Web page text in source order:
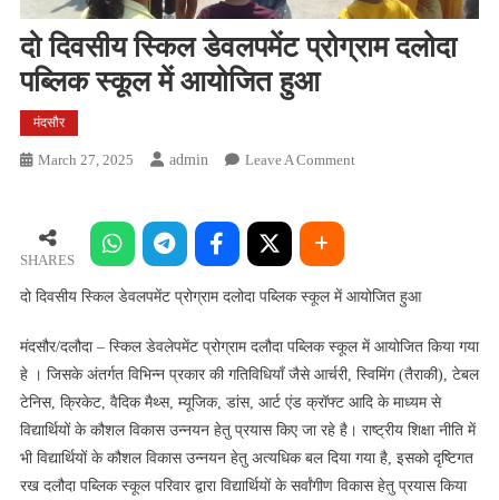
दो दिवसीय स्किल डेवलपमेंट प्रोग्राम दलोदा
पब्लिक स्कूल में आयोजित हुआ
मंदसौर
March 27, 2025 Admin Leave A CommentOn
प्रोग्राम
पब्लिक
स्कूल
हुआ
SHARES
दो दिवसीय स्किल डेवलपमेंट प्रोग्राम दलोदा पब्लिक स्कूल में आयोजित हुआ
मंदसौर/दलौदा – स्किल डेवलेपमेंट प्रोग्राम दलौदा पब्लिक स्कूल में आयोजित किया गया
हे । जिसके अंतर्गत विभिन्न प्रकार की गतिविधियाँ जैसे आर्चरी, स्विमिंग (तैराकी), टेबल
टेनिस, क्रिकेट, वैदिक मैथ्स, म्यूजिक, डांस, आर्ट एंड क्रॉफ्ट आदि के माध्यम से
विद्यार्थियों के कौशल विकास उन्नयन हेतु प्रयास किए जा रहे है। राष्ट्रीय शिक्षा नीति में
भी विद्यार्थियों के कौशल विकास उन्नयन हेतु अत्यधिक बल दिया गया है, इसको दृष्टिगत
रख दलौदा पब्लिक स्कूल परिवार द्वारा विद्यार्थियों के सर्वांगीण विकास हेतु प्रयास किया